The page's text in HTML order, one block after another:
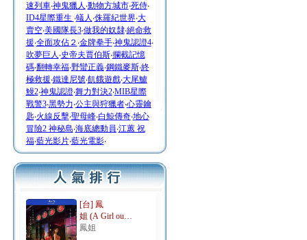
速列車‧神鬼獵人 ‧動物方城市‧死侍‧
ID4星際重生 ‧蟻人 ‧侏羅紀世界‧大
賣空‧美國隊長3‧做我的奴隸‧絕命救
援‧全面攻佔２ ‧金牌拳手‧神鬼認證4‧
吹夢巨人 ‧史帝夫賈伯斯‧攔截記憶
碼‧翻轉幸福‧野蠻正義‧鋼鐵麥斯‧終
極救援‧鐵達尼號‧飢餓遊戲‧大尾鱸
鰻2‧神鬼認證‧舞力對決2‧MIB星際
戰警3‧黑勢力‧公主與狩獵者‧心靈鑰
匙‧火線反擊‧聖母峰‧白鯨傳奇‧地心
冒險2 神秘島‧海底總動員‧江蕙 祝
福‧藍光影片‧藍光電影‧
[台] 鳳
姐 (A Girl ou…
鳳姐